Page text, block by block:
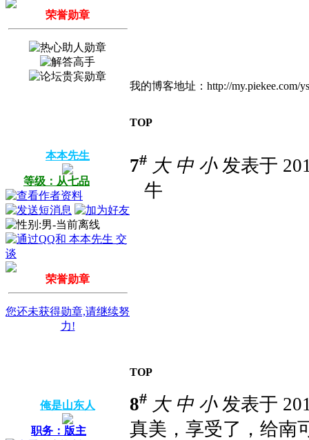
荣誉勋章
我的博客地址：http://my.piekee.com/
TOP
本本先生
等级：从七品
荣誉勋章
您还未获得勋章,请继续努
力!
7# 大 中 小发表于
牛
TOP
俺是山东人
职务：版主
8# 大 中 小发表于
真美，享受了，给南